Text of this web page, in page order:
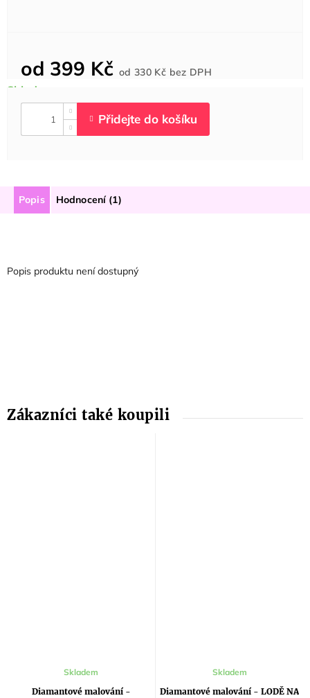
od 399 Kč od330 Kč bez DPHcena:
Popis Hodnocení (1)
Popis produktu není dostupný
Diamantové malování -
Skladem
Diamantové malování - LODĚ NA
Skladem